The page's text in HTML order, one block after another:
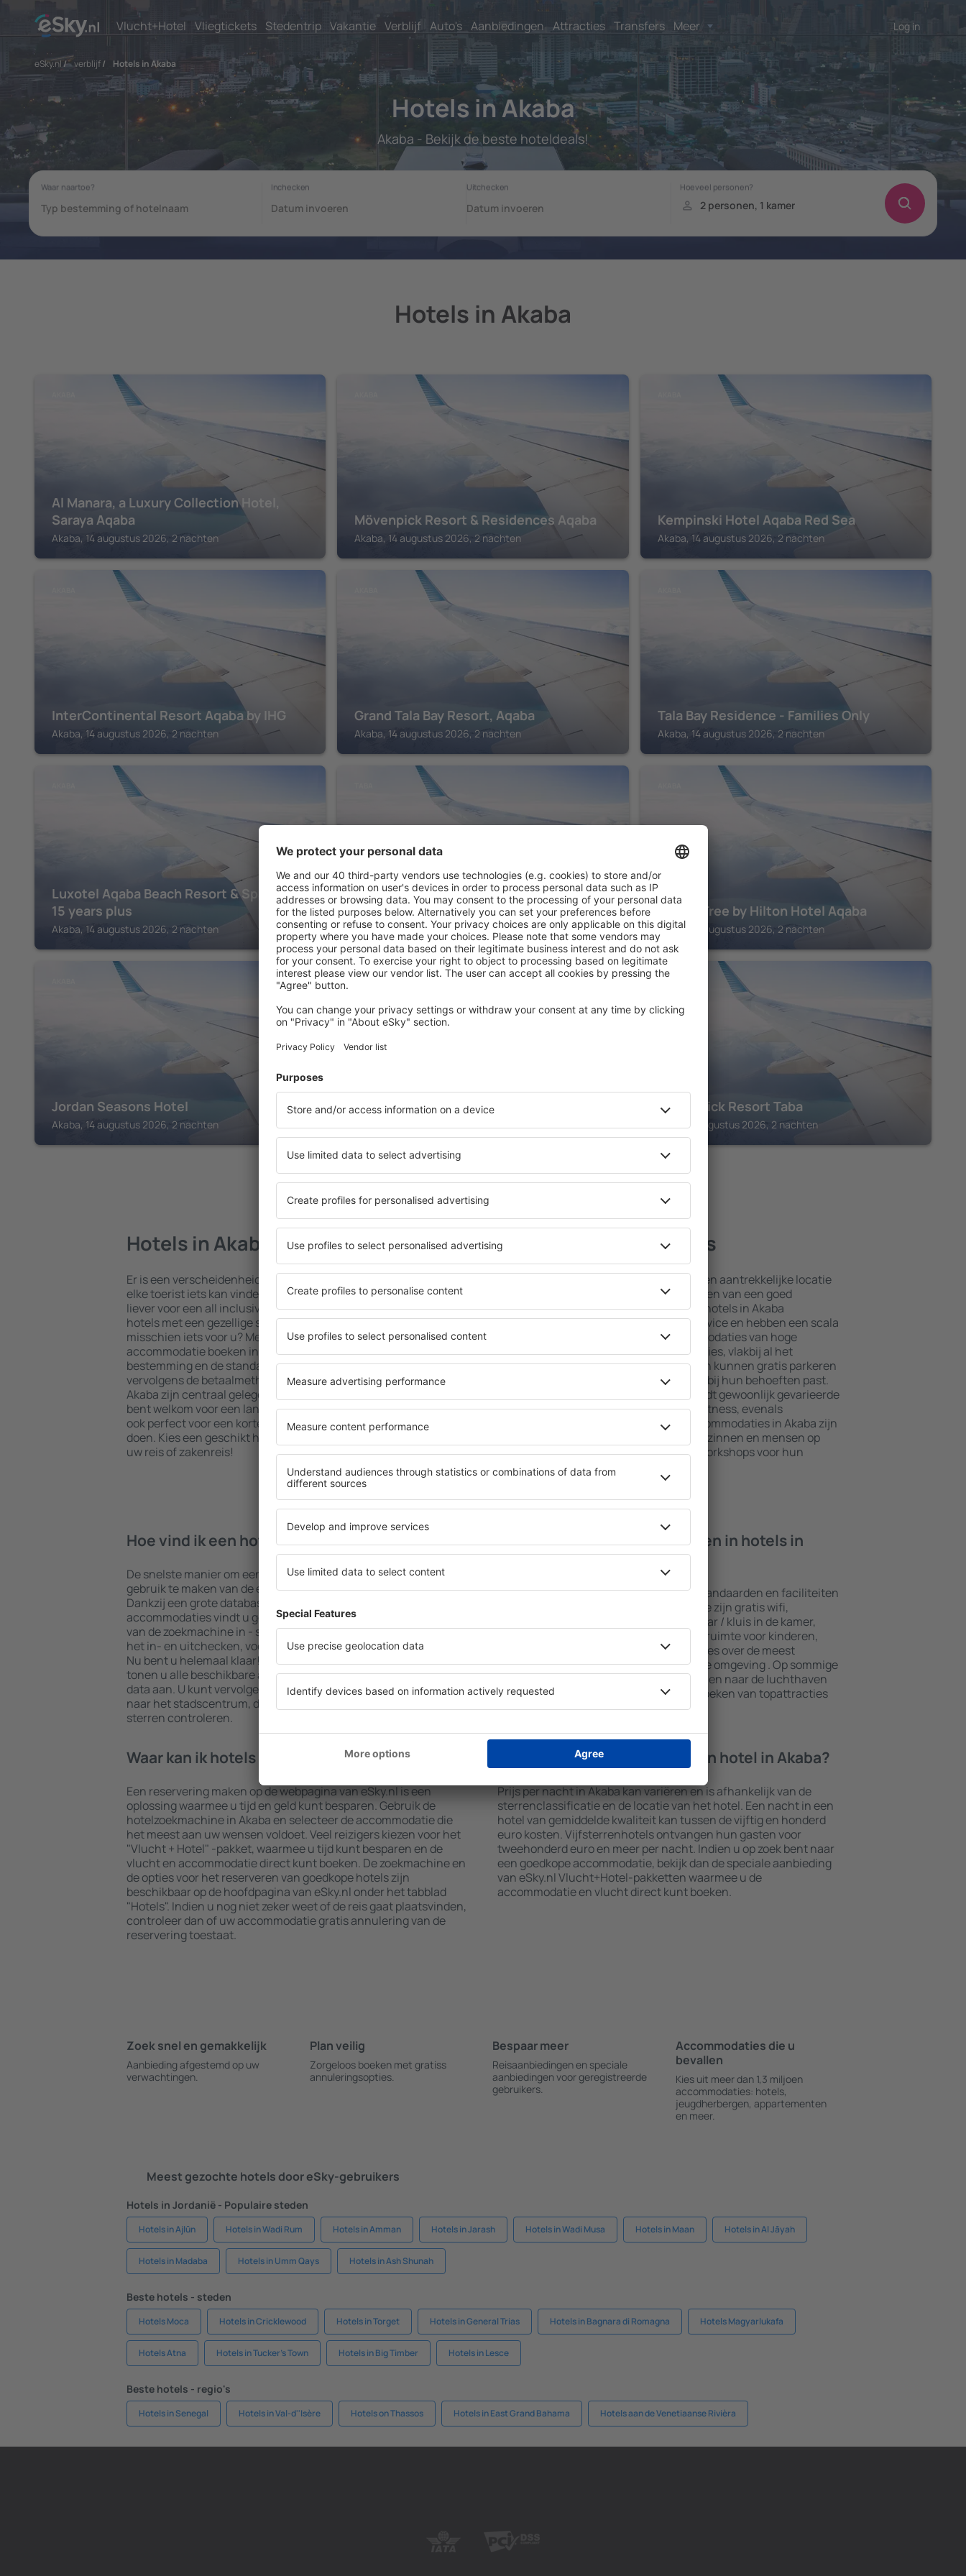
Vlucht+Hotel Vliegtickets Stedentrip Vakantie Verblijf Auto's Aanbiedingen Attracties Transfers Meer Log in
eSky.nl/ verblijf/ Hotels in Akaba
Hotels in Akaba
Akaba - Bekijk de beste hoteldeals!
Hotels in Akaba
Al Manara, a Luxury Collection Hotel,
Saraya Aqaba
Akaba, 14 augustus 2026, 2 nachten
Mövenpick Resort & Residences Aqaba
Akaba, 14 augustus 2026, 2 nachten
Kempinski Hotel Aqaba Red Sea
Akaba, 14 augustus 2026, 2 nachten
InterContinental Resort Aqaba by IHG
Akaba, 14 augustus 2026, 2 nachten
Grand Tala Bay Resort, Aqaba
Akaba, 14 augustus 2026, 2 nachten
Tala Bay Residence - Families Only
Akaba, 14 augustus 2026, 2 nachten
Luxotel Aqaba Beach Resort & Spa Only
15 years plus
Akaba, 14 augustus 2026, 2 nachten
Steigenberger Hotel & Nelson Village
Taba, 14 augustus 2026, 2 nachten
DoubleTree by Hilton Hotel Aqaba
Akaba, 14 augustus 2026, 2 nachten
Jordan Seasons Hotel
Akaba, 14 augustus 2026, 2 nachten
Royal Beach Eilat by Isrotel exclusive
Eilat, 14 augustus 2026, 2 nachten
Mövenpick Resort Taba
Taba, 14 augustus 2026, 2 nachten
Meer hotels bekijken in Akaba
Hotels in Akaba
Er is een verscheidenheid aan hotels beschikbaar in Akaba, zodat
elke toerist iets kan vinden dat aan zijn behoeften voldoet. Gaat u
liever voor een all inclusive hoogstaand hotel of gaat u liever voor
hotels met een gezellige sfeer? Is een goedkope accommodatie
misschien iets voor u? Met onze hulp kunt u voor elk budget een
accommodatie boeken in Akaba. Selecteer uw gewenste
bestemming en de standaard van het hotel. Controleer
vervolgens de betaalmethoden en annuleringsopties. Hotels in
Akaba zijn centraal gelegen maar iets verder weg van de drukte. U
bent welkom voor een langer verblijf maar de accommodaties zijn
ook perfect voor een korter verblijf. In de buurt is veel te zien en te
doen. Kies een geschikt hotel en begin meteen met inpakken voor
uw reis of zakenreis!
Akaba - de beste hotels
Een verscheidenheid aan diensten en een aantrekkelijke locatie
zijn enkele van de belangrijkste elementen van een goed
ontworpen all-inclusive hotel. De beste hotels in Akaba
garanderen de hoogste standaard in service en hebben een scala
aan faciliteiten voor de gasten. Accommodaties van hoge
kwaliteit bevinden zich op de beste locaties, vlakbij al het
belangrijke amusement in Akaba. Gasten kunnen gratis parkeren
en een kamer of suite kiezen die perfect bij hun behoeften past.
Een hotel met een hogere standaard biedt gewoonlijk gevarieerde
opties zoals welzijnsruimtes als spa en fitness, evenals
activiteiten voor kinderen. De beste accommodaties in Akaba zijn
altijd een perfecte keuze voor stellen, gezinnen en mensen op
zakenreis, maar ook voor bedrijven die workshops voor hun
werknemers willen organiseren.
Hoe vind ik een hotel in Akaba?
De snelste manier om een hotel in Akaba te vinden, is door
gebruik te maken van de eSky zoekmachine voor accommodaties.
Dankzij een grote database met een verscheidenheid aan
accommodaties vindt u gegarandeerd wat u zoekt. Vul de velden
van de zoekmachine in - selecteer uw locatie, kies de datum van
het in- en uitchecken, voeg dan het aantal gasten en kamers toe.
Nu bent u helemaal klaar! De resultaten van uw zoekopdracht
tonen u alle beschikbare accommodaties op de geselecteerde
data aan. U kunt vervolgens eenvoudig de afstand van het hotel
naar het stadscentrum, de betalingsmethoden en het aantal
sterren controleren.
Welke faciliteiten kan ik vinden in hotels in
Akaba?
Hotels in Akaba hebben verschillende standaarden en faciliteiten
voor hun gasten. De meest voorkomende zijn gratis wifi,
wellnessruimtes met een spa, een minibar / kluis in de kamer,
restaurants, een eetgedeelte, een speelruimte voor kinderen,
gratis parkeren en informatieve brochures over de meest
interessante toeristische attracties in de omgeving . Op sommige
locaties bieden hotels ook transport van en naar de luchthaven
aan. Soms moedigen hotels ook het bezoeken van topattracties
in Akaba aan.
Waar kan ik hotels in Akaba boeken?
Een reservering maken op de webpagina van eSky.nl is een
oplossing waarmee u tijd en geld kunt besparen. Gebruik de
hotelzoekmachine in Akaba en selecteer de accommodatie die
het meest aan uw wensen voldoet. Veel reizigers kiezen voor het
"Vlucht + Hotel" -pakket, waarmee u tijd kunt besparen en de
vlucht en accommodatie direct kunt boeken. De zoekmachine en
de opties voor het reserveren van goedkope hotels zijn
beschikbaar op de hoofdpagina van eSky.nl onder het tabblad
"Hotels". Indien u nog niet zeker weet of de reis gaat plaatsvinden,
controleer dan of uw accommodatie gratis annulering van de
reservering toestaat.
Hoeveel kost een nacht in een hotel in Akaba?
Prijs per nacht in Akaba kan variëren en is afhankelijk van de
sterrenclassificatie en de locatie van het hotel. Een nacht in een
hotel van gemiddelde kwaliteit kan tussen de vijftig en honderd
euro kosten. Vijfsterrenhotels ontvangen hun gasten voor
tweehonderd euro en meer per nacht. Indien u op zoek bent naar
een goedkope accommodatie, bekijk dan de speciale aanbieding
van eSky.nl Vlucht+Hotel-pakketten waarmee u de
accommodatie en vlucht direct kunt boeken.
Zoek snel en gemakkelijk
Aanbieding afgestemd op uw
verwachtingen.
Plan veilig
Zorgeloos boeken met gratiss
annuleringsopties.
Bespaar meer
Reisaanbiedingen en speciale
aanbiedingen voor geregistreerde
gebruikers.
Accommodaties die u
bevallen
Kies uit meer dan 1,3 miljoen
accommodaties: hotels,
jeugdherbergen, appartementen
en meer.
Meest gezochte hotels door eSky-gebruikers
Hotels in Jordanië - Populaire steden
Hotels in Ajlūn Hotels in Wadi Rum Hotels in Amman Hotels in Jarash Hotels in Wadi Musa Hotels in Maan Hotels in Al Jāyah
Hotels in Madaba Hotels in Umm Qays Hotels in Ash Shunah
Beste hotels - steden
Hotels Moca Hotels in Cricklewood Hotels in Torget Hotels in General Trias Hotels in Bagnara di Romagna Hotels Magyarlukafa
Hotels Atna Hotels in Tucker's Town Hotels in Big Timber Hotels in Lesce
Beste hotels - regio's
Hotels in Senegal Hotels in Val-d''Isère Hotels on Thassos Hotels in East Grand Bahama Hotels aan de Venetiaanse Rivièra